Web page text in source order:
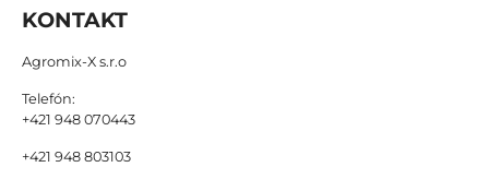
KONTAKT
Agromix-X s.r.o
Telefón:
+421 948 070443
+421 948 803103